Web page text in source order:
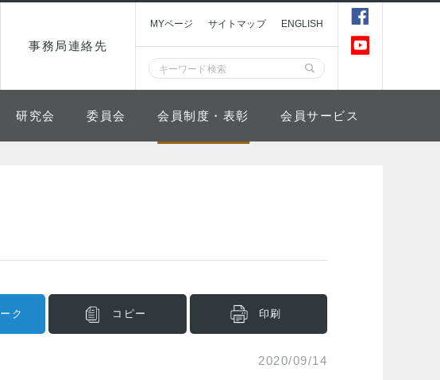
事務局連絡先
MYページ サイトマップ ENGLISH
研究会 委員会 会員制度・表彰 会員サービス
ク コピー 印刷
2020/09/14